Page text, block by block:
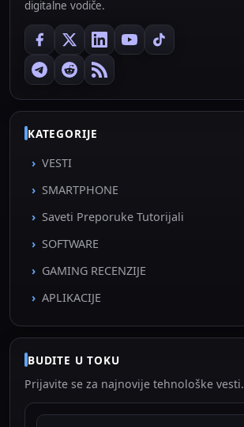
digitalne vodiče.
KATEGORIJE
VESTI
SMARTPHONE
Saveti Preporuke Tutorijali
SOFTWARE
GAMING RECENZIJE
APLIKACIJE
BUDITE U TOKU
Prijavite se za najnovije tehnološke vesti.
EMAIL ADRESA